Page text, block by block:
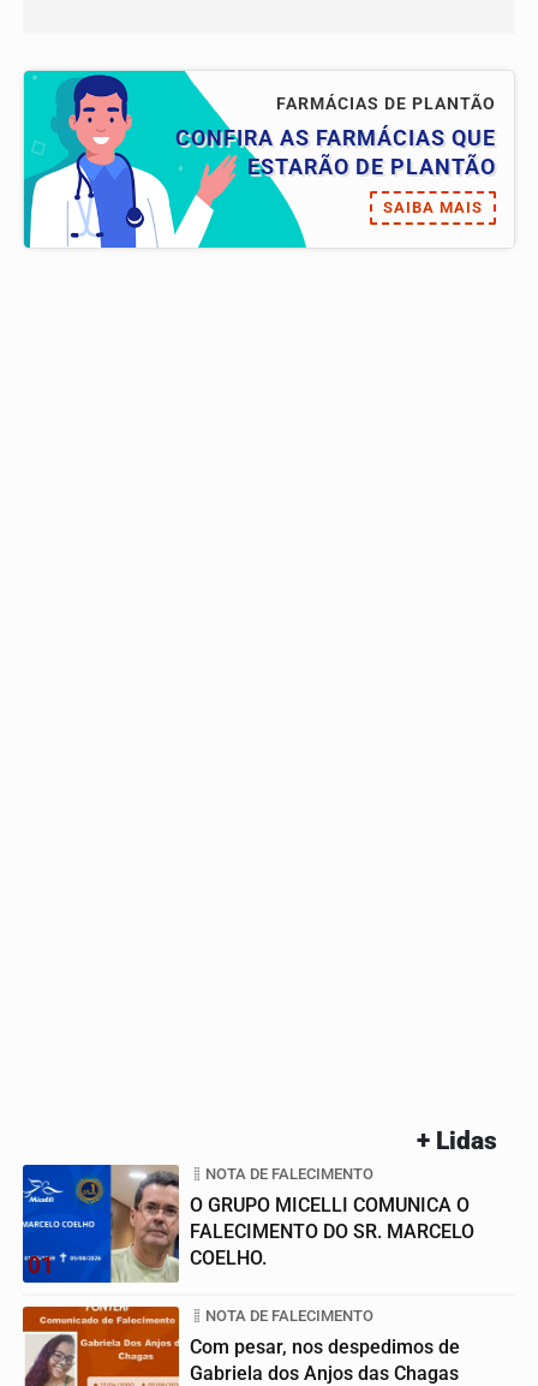
FARMÁCIAS DE PLANTÃO
CONFIRA AS FARMÁCIAS QUE
ESTARÃO DE PLANTÃO
SAIBA MAIS
+ Lidas
01
NOTA DE FALECIMENTO
O GRUPO MICELLI COMUNICA O
FALECIMENTO DO SR. MARCELO
COELHO.
NOTA DE FALECIMENTO
Com pesar, nos despedimos de
Gabriela dos Anjos das Chagas